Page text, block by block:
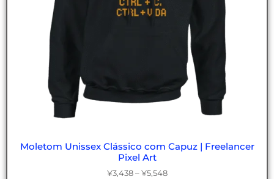
Moletom Unissex Clássico com Capuz | Freelancer
Pixel Art
¥3,438 – ¥5,548